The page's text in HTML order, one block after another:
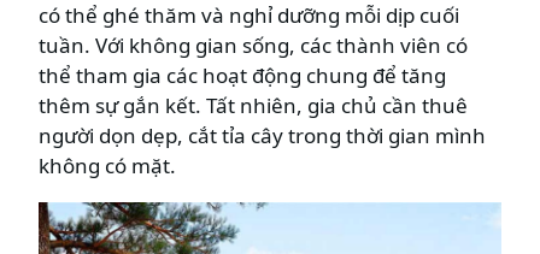
có thể ghé thăm và nghỉ dưỡng mỗi dịp cuối
tuần. Với không gian sống, các thành viên có
thể tham gia các hoạt động chung để tăng
thêm sự gắn kết. Tất nhiên, gia chủ cần thuê
người dọn dẹp, cắt tỉa cây trong thời gian mình
không có mặt.